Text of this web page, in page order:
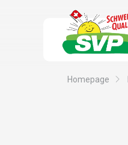
Homepage